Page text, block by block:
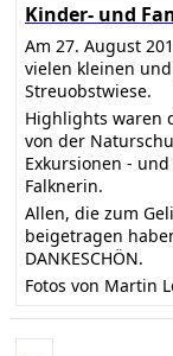
Kinder- und
Am 27. August
vielen kleinen
Streuobstwiese.
Highlights waren
von der
Exkursionen -
Falknerin.
Allen, die zum
beigetragen
DANKESCHÖN.
Fotos von Martin